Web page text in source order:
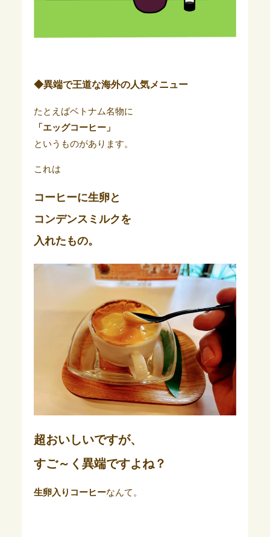
◆異端で王道な海外の人気メニュー
たとえばベトナム名物に
「エッグコーヒー」
というものがあります。
これは
コーヒーに生卵と
コンデンスミルクを
入れたもの。
超おいしいですが、
すご～く異端ですよね？
生卵入りコーヒーなんて。